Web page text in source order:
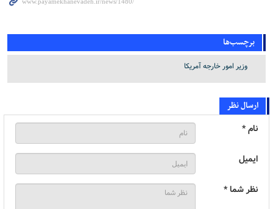
برچسب‌ها
وزیر امور خارجه آمریکا
ارسال نظر
نام *
ایمیل
نظر شما *